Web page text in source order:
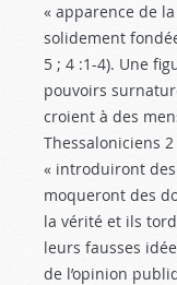
« apparence de
solidement
5 ; 4 :1-4). Une
pouvoirs
croient à des
Thessaloniciens 2
« introduiront
moqueront des
la vérité et ils
leurs fausses
de l’opinion